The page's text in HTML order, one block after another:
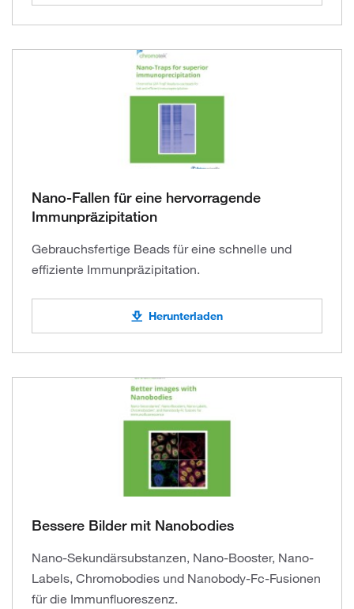
Nano-Fallen für eine hervorragende
Immunpräzipitation
Gebrauchsfertige Beads für eine schnelle und
effiziente Immunpräzipitation.
Herunterladen
Bessere Bilder mit Nanobodies
Nano-Sekundärsubstanzen, Nano-Booster, Nano-
Labels, Chromobodies und Nanobody-Fc-Fusionen
für die Immunfluoreszenz.